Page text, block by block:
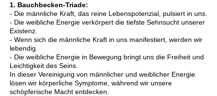
1. Bauchbecken-Triade:
- Die männliche Kraft, das reine Lebenspotenzial, pulsiert in uns.
- Die weibliche Energie verkörpert die tiefste Sehnsucht unserer
Existenz.
- Wenn sich die männliche Kraft in uns manifestiert, werden wir
lebendig.
- Die weibliche Energie in Bewegung bringt uns die Freiheit und
Leichtigkeit des Seins.
In dieser Vereinigung von männlicher und weiblicher Energie
lösen wir körperliche Symptome, während wir unsere
schöpferische Macht entdecken.